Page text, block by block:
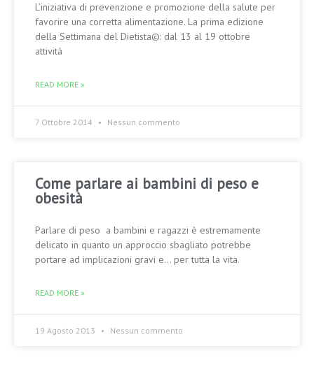
L’iniziativa di prevenzione e promozione della salute per
favorire una corretta alimentazione. La prima edizione
della Settimana del Dietista©: dal 13 al 19 ottobre
attività
READ MORE »
7 Ottobre 2014 Nessun commento
Come parlare ai bambini di peso e
obesità
Parlare di peso a bambini e ragazzi è estremamente
delicato in quanto un approccio sbagliato potrebbe
portare ad implicazioni gravi e… per tutta la vita.
READ MORE »
19 Agosto 2013 Nessun commento